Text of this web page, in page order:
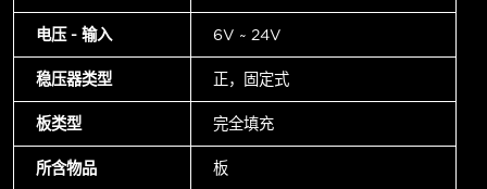
电压 - 输入 6V ~ 24V
稳压器类型 正，固定式
板类型 完全填充
所含物品 板